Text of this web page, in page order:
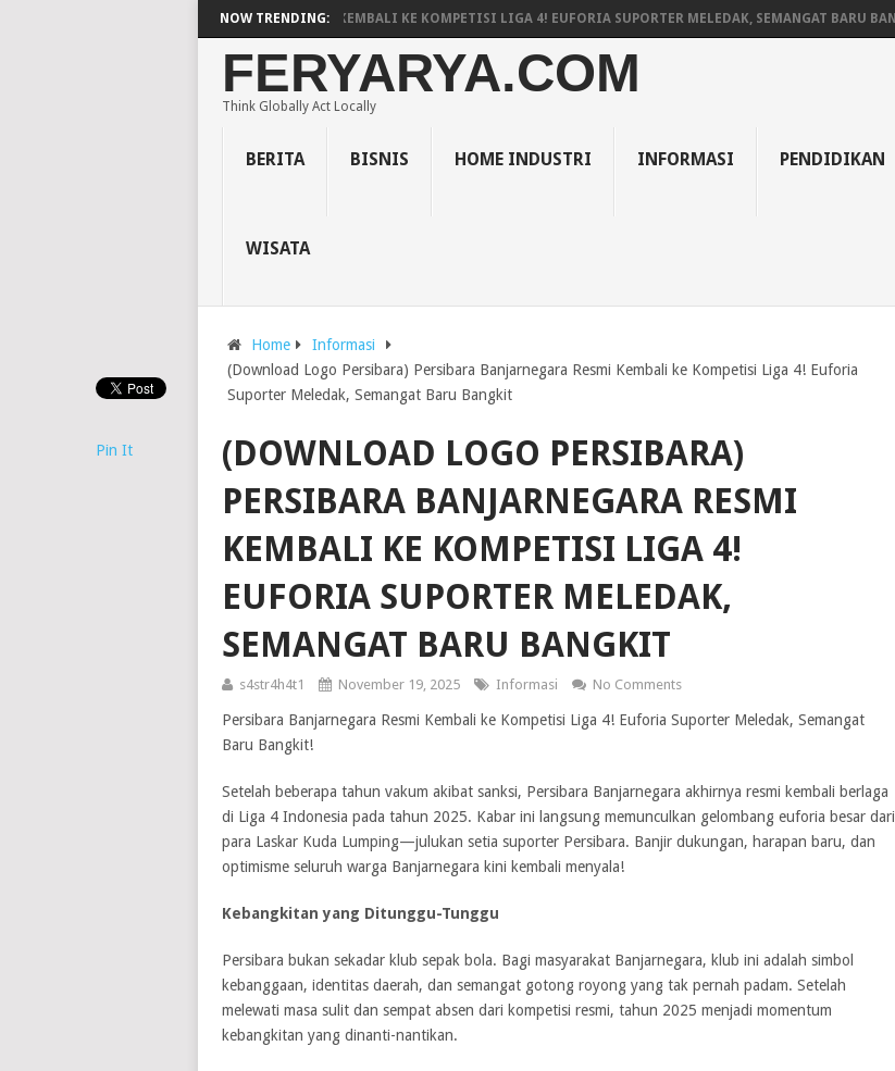
NOW TRENDING:
PERSIBARA BANJARNEGARA RESMI KEMBALI KE KOMPETISI LIGA 4! EUFORIA SUPORTER MELEDAK, SEMANGAT BARU BANGKIT
FERYARYA.COM
Think Globally Act Locally
BERITA BISNIS HOME INDUSTRI INFORMASI PENDIDIKAN
WISATA
Home
Informasi
(Download Logo Persibara) Persibara Banjarnegara Resmi Kembali ke Kompetisi Liga 4! Euforia
Suporter Meledak, Semangat Baru Bangkit
(DOWNLOAD LOGO PERSIBARA)
PERSIBARA BANJARNEGARA RESMI
KEMBALI KE KOMPETISI LIGA 4!
EUFORIA SUPORTER MELEDAK,
SEMANGAT BARU BANGKIT
s4str4h4t1 November 19, 2025 Informasi No Comments
Persibara Banjarnegara Resmi Kembali ke Kompetisi Liga 4! Euforia Suporter Meledak, Semangat
Baru Bangkit!
Setelah beberapa tahun vakum akibat sanksi, Persibara Banjarnegara akhirnya resmi kembali berlaga
di Liga 4 Indonesia pada tahun 2025. Kabar ini langsung memunculkan gelombang euforia besar dari
para Laskar Kuda Lumping—julukan setia suporter Persibara. Banjir dukungan, harapan baru, dan
optimisme seluruh warga Banjarnegara kini kembali menyala!
Kebangkitan yang Ditunggu-Tunggu
Persibara bukan sekadar klub sepak bola. Bagi masyarakat Banjarnegara, klub ini adalah simbol
kebanggaan, identitas daerah, dan semangat gotong royong yang tak pernah padam. Setelah
melewati masa sulit dan sempat absen dari kompetisi resmi, tahun 2025 menjadi momentum
kebangkitan yang dinanti-nantikan.
Pin It